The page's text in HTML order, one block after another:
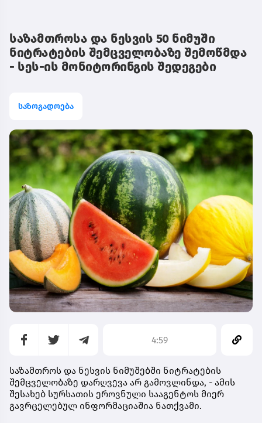
საზამთროსა და ნესვის 50 ნიმუში
ნიტრატების შემცველობაზე შემოწმდა
- სეს-ის მონიტორინგის შედეგები
საზოგადოება
4:59
საზამთროს და ნესვის ნიმუშებში ნიტრატების
შემცველობაზე დარღვევა არ გამოვლინდა, - ამის
შესახებ სურსათის ეროვნული სააგენტოს მიერ
გავრცელებულ ინფორმაციაშია ნათქვამი.